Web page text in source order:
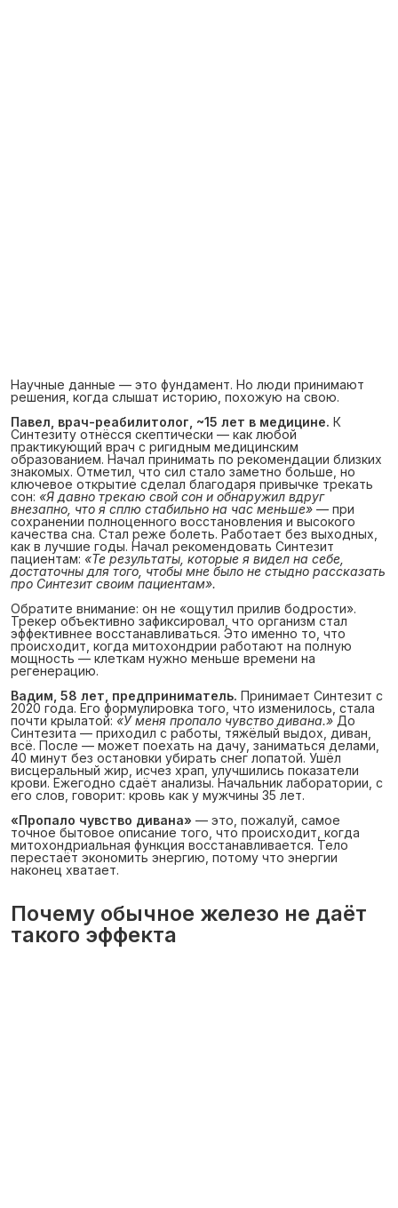
Научные данные — это фундамент. Но люди принимают
решения, когда слышат историю, похожую на свою.
Павел, врач-реабилитолог, ~15 лет в медицине. К
Синтезиту отнёсся скептически — как любой
практикующий врач с ригидным медицинским
образованием. Начал принимать по рекомендации близких
знакомых. Отметил, что сил стало заметно больше, но
ключевое открытие сделал благодаря привычке трекать
сон: «Я давно трекаю свой сон и обнаружил вдруг
внезапно, что я сплю стабильно на час меньше»— при
сохранении полноценного восстановления и высокого
качества сна. Стал реже болеть. Работает без выходных,
как в лучшие годы. Начал рекомендовать Синтезит
пациентам: «Те результаты, которые я видел на себе,
достаточны для того, чтобы мне было не стыдно рассказать
про Синтезит своим пациентам».
Обратите внимание: он не «ощутил прилив бодрости».
Трекер объективно зафиксировал, что организм стал
эффективнее восстанавливаться. Это именно то, что
происходит, когда митохондрии работают на полную
мощность — клеткам нужно меньше времени на
регенерацию.
Вадим, 58 лет, предприниматель. Принимает Синтезит с
2020 года. Его формулировка того, что изменилось, стала
почти крылатой: «У меня пропало чувство дивана.»До
Синтезита — приходил с работы, тяжёлый выдох, диван,
всё. После — может поехать на дачу, заниматься делами,
40 минут без остановки убирать снег лопатой. Ушёл
висцеральный жир, исчез храп, улучшились показатели
крови. Ежегодно сдаёт анализы. Начальник лаборатории, с
его слов, говорит: кровь как у мужчины 35 лет.
«Пропало чувство дивана» — это, пожалуй, самое
точное бытовое описание того, что происходит, когда
митохондриальная функция восстанавливается. Тело
перестаёт экономить энергию, потому что энергии
наконец хватает.
Почему обычное железо не даёт
такого эффекта